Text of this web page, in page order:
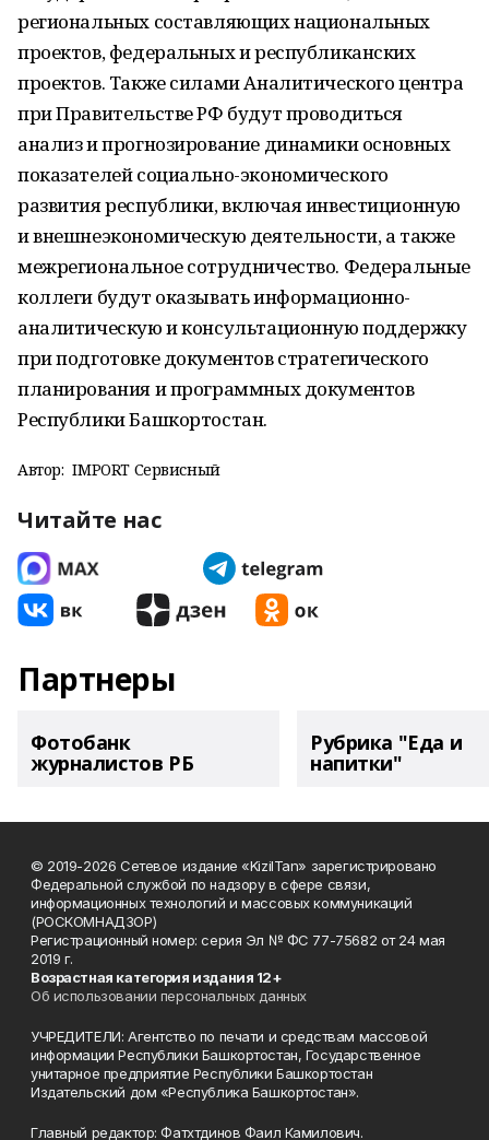
региональных составляющих национальных
проектов, федеральных и республиканских
проектов. Также силами Аналитического центра
при Правительстве РФ будут проводиться
анализ и прогнозирование динамики основных
показателей социально-экономического
развития республики, включая инвестиционную
и внешнеэкономическую деятельности, а также
межрегиональное сотрудничество. Федеральные
коллеги будут оказывать информационно-
аналитическую и консультационную поддержку
при подготовке документов стратегического
планирования и программных документов
Республики Башкортостан.
Автор: IMPORT Сервисный
Читайте нас
Партнеры
Фотобанк
журналистов РБ
Рубрика "Еда и
напитки"
© 2019-2026 Сетевое издание «KizilTan» зарегистрировано
Федеральной службой по надзору в сфере связи,
информационных технологий и массовых коммуникаций
(РОСКОМНАДЗОР)
Регистрационный номер: серия Эл № ФС 77-75682 от 24 мая
2019 г.
Возрастная категория издания 12+
Об использовании персональных данных
УЧРЕДИТЕЛИ: Агентство по печати и средствам массовой
информации Республики Башкортостан, Государственное
унитарное предприятие Республики Башкортостан
Издательский дом «Республика Башкортостан».
Главный редактор: Фатхтдинов Фаил Камилович.